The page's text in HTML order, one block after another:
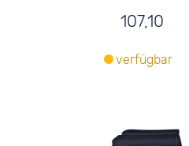
107,10
verfügbar